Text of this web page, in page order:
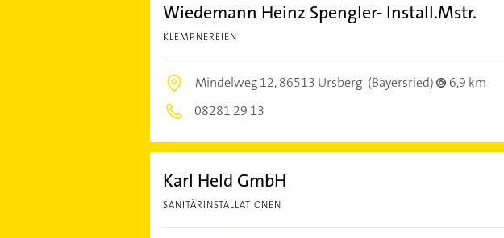
Wiedemann Heinz Spengler- Install.Mstr.
KLEMPNEREIEN
Mindelweg 12,86513 Ursberg (Bayersried)
6,9 km
08281 29 13
Karl Held GmbH
SANITÄRINSTALLATIONEN